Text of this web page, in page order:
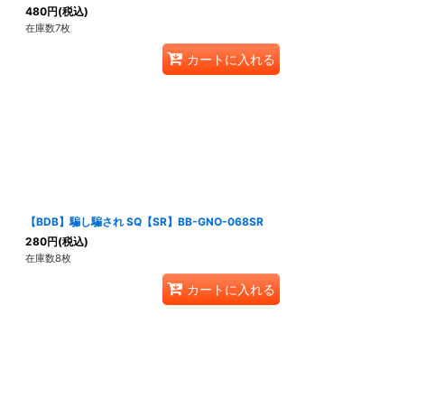
480円(税込)
在庫数7枚
カートに入れる
【BDB】騙し騙され SQ【SR】BB-GNO-068SR
280円(税込)
在庫数8枚
カートに入れる